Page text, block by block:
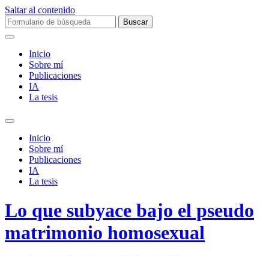
Saltar al contenido
Buscar:
Inicio
Sobre mí­
Publicaciones
IA
La tesis
Alternar
campo
búsqueda
Inicio
Sobre mí­
Publicaciones
IA
La tesis
Lo que subyace bajo el pseudo
matrimonio homosexual